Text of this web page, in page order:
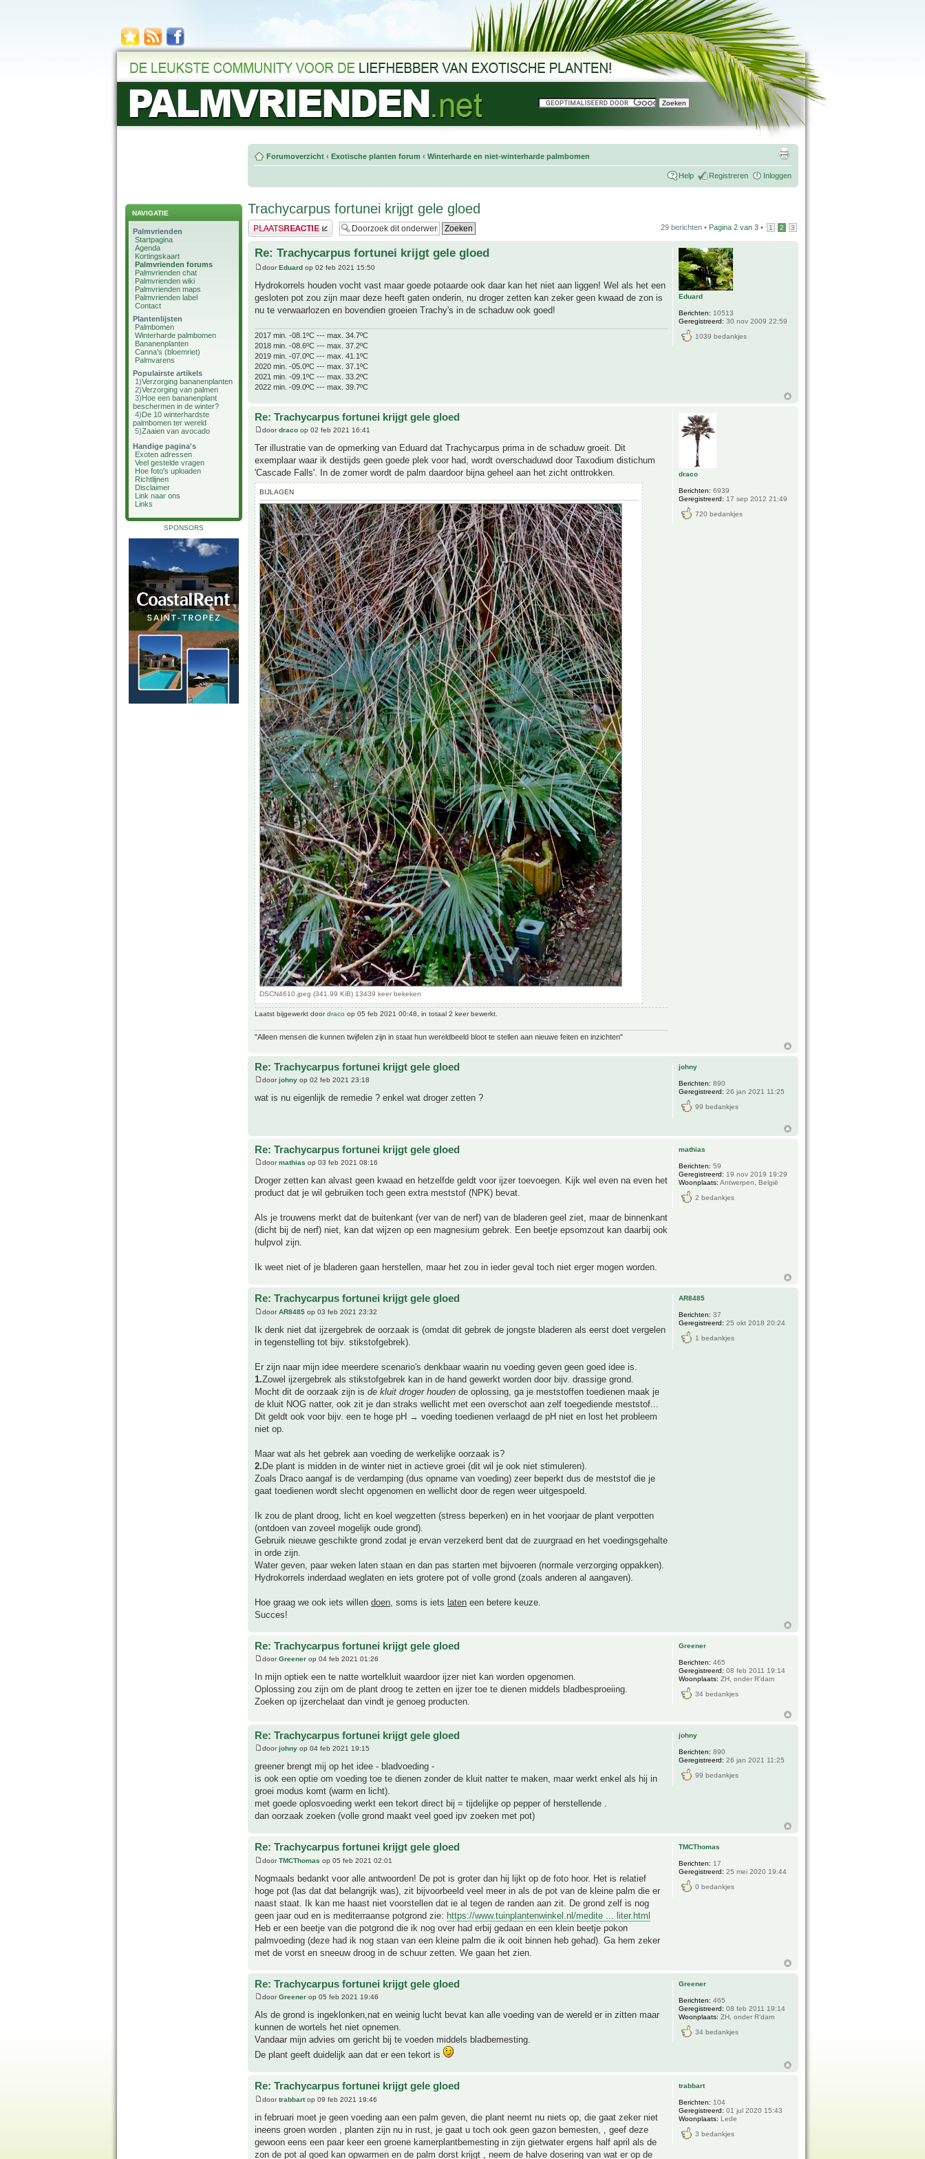
NAVIGATIE
Palmvrienden
Startpagina
Agenda
Kortingskaart
Palmvrienden forums
Palmvrienden chat
Palmvrienden wiki
Palmvrienden maps
Palmvrienden label
Contact
Plantenlijsten
Palmbomen
Winterharde palmbomen
Bananenplanten
Canna's (bloemriet)
Palmvarens
Populairste artikels
1)Verzorging bananenplanten
2)Verzorging van palmen
3)Hoe een bananenplant
beschermen in de winter?
4)De 10 winterhardste
palmbomen ter wereld
5)Zaaien van avocado
Handige pagina's
Exoten adressen
Veel gestelde vragen
Hoe foto's uploaden
Richtlijnen
Disclaimer
Link naar ons
Links
SPONSORS
Forumoverzicht ‹ Exotische planten forum ‹ Winterharde en niet-winterharde palmbomen
Help Registreren Inloggen
Trachycarpus fortunei krijgt gele gloed
Plaats een reactie 29 berichten • Pagina 2 van 3 • 1 2 3
Re: Trachycarpus fortunei krijgt gele gloed
doorEduard op 02 feb 2021 15:50
Hydrokorrels houden vocht vast maar goede potaarde ook daar kan het niet aan liggen! Wel als het een
gesloten pot zou zijn maar deze heeft gaten onderin, nu droger zetten kan zeker geen kwaad de zon is
nu te verwaarlozen en bovendien groeien Trachy's in de schaduw ook goed!
2017 min. -08.1ºC --- max. 34.7ºC
2018 min. -08.6ºC --- max. 37.2ºC
2019 min. -07.0ºC --- max. 41.1ºC
2020 min. -05.0ºC --- max. 37.1ºC
2021 min. -09.1ºC --- max. 33.2ºC
2022 min. -09.0ºC --- max. 39.7ºC
Eduard
Berichten: 10513
Geregistreerd: 30 nov 2009 22:59
1039 bedankjes
Re: Trachycarpus fortunei krijgt gele gloed
doordraco op 02 feb 2021 16:41
Ter illustratie van de opmerking van Eduard dat Trachycarpus prima in de schaduw groeit. Dit
exemplaar waar ik destijds geen goede plek voor had, wordt overschaduwd door Taxodium distichum
'Cascade Falls'. In de zomer wordt de palm daardoor bijna geheel aan het zicht onttrokken.
BIJLAGEN
DSCN4610.jpeg (341.99 KiB) 13439 keer bekeken
Laatst bijgewerkt doordraco op 05 feb 2021 00:48, in totaal 2 keer bewerkt.
"Alleen mensen die kunnen twijfelen zijn in staat hun wereldbeeld bloot te stellen aan nieuwe feiten en inzichten"
draco
Berichten: 6939
Geregistreerd: 17 sep 2012 21:49
720 bedankjes
Re: Trachycarpus fortunei krijgt gele gloed
doorjohny op 02 feb 2021 23:18
wat is nu eigenlijk de remedie ? enkel wat droger zetten ?
johny
Berichten: 890
Geregistreerd: 26 jan 2021 11:25
99 bedankjes
Re: Trachycarpus fortunei krijgt gele gloed
doormathias op 03 feb 2021 08:16
Droger zetten kan alvast geen kwaad en hetzelfde geldt voor ijzer toevoegen. Kijk wel even na even het
product dat je wil gebruiken toch geen extra meststof (NPK) bevat.
Als je trouwens merkt dat de buitenkant (ver van de nerf) van de bladeren geel ziet, maar de binnenkant
(dicht bij de nerf) niet, kan dat wijzen op een magnesium gebrek. Een beetje epsomzout kan daarbij ook
hulpvol zijn.
Ik weet niet of je bladeren gaan herstellen, maar het zou in ieder geval toch niet erger mogen worden.
mathias
Berichten: 59
Geregistreerd: 19 nov 2019 19:29
Woonplaats: Antwerpen, België
2 bedankjes
Re: Trachycarpus fortunei krijgt gele gloed
doorAR8485 op 03 feb 2021 23:32
Ik denk niet dat ijzergebrek de oorzaak is (omdat dit gebrek de jongste bladeren als eerst doet vergelen
in tegenstelling tot bijv. stikstofgebrek).
Er zijn naar mijn idee meerdere scenario's denkbaar waarin nu voeding geven geen goed idee is.
1.Zowel ijzergebrek als stikstofgebrek kan in de hand gewerkt worden door bijv. drassige grond.
Mocht dit de oorzaak zijn is de kluit droger houden de oplossing, ga je meststoffen toedienen maak je
de kluit NOG natter, ook zit je dan straks wellicht met een overschot aan zelf toegediende meststof...
Dit geldt ook voor bijv. een te hoge pH → voeding toedienen verlaagd de pH niet en lost het probleem
niet op.
Maar wat als het gebrek aan voeding de werkelijke oorzaak is?
2. De plant is midden in de winter niet in actieve groei (dit wil je ook niet stimuleren).
Zoals Draco aangaf is de verdamping (dus opname van voeding) zeer beperkt dus de meststof die je
gaat toedienen wordt slecht opgenomen en wellicht door de regen weer uitgespoeld.
Ik zou de plant droog, licht en koel wegzetten (stress beperken) en in het voorjaar de plant verpotten
(ontdoen van zoveel mogelijk oude grond).
Gebruik nieuwe geschikte grond zodat je ervan verzekerd bent dat de zuurgraad en het voedingsgehalte
in orde zijn.
Water geven, paar weken laten staan en dan pas starten met bijvoeren (normale verzorging oppakken).
Hydrokorrels inderdaad weglaten en iets grotere pot of volle grond (zoals anderen al aangaven).
Hoe graag we ook iets willen doen , soms is iets laten een betere keuze.
Succes!
AR8485
Berichten: 37
Geregistreerd: 25 okt 2018 20:24
1 bedankjes
Re: Trachycarpus fortunei krijgt gele gloed
doorGreener op 04 feb 2021 01:26
In mijn optiek een te natte wortelkluit waardoor ijzer niet kan worden opgenomen.
Oplossing zou zijn om de plant droog te zetten en ijzer toe te dienen middels bladbesproeiing.
Zoeken op ijzerchelaat dan vindt je genoeg producten.
Greener
Berichten: 465
Geregistreerd: 08 feb 2011 19:14
Woonplaats: ZH, onder R’dam
34 bedankjes
Re: Trachycarpus fortunei krijgt gele gloed
doorjohny op 04 feb 2021 19:15
greener brengt mij op het idee - bladvoeding -
is ook een optie om voeding toe te dienen zonder de kluit natter te maken, maar werkt enkel als hij in
groei modus komt (warm en licht).
met goede oplosvoeding werkt een tekort direct bij = tijdelijke op pepper of herstellende .
dan oorzaak zoeken (volle grond maakt veel goed ipv zoeken met pot)
johny
Berichten: 890
Geregistreerd: 26 jan 2021 11:25
99 bedankjes
Re: Trachycarpus fortunei krijgt gele gloed
doorTMCThomas op 05 feb 2021 02:01
Nogmaals bedankt voor alle antwoorden! De pot is groter dan hij lijkt op de foto hoor. Het is relatief
hoge pot (las dat dat belangrijk was), zit bijvoorbeeld veel meer in als de pot van de kleine palm die er
naast staat. Ik kan me haast niet voorstellen dat ie al tegen de randen aan zit. De grond zelf is nog
geen jaar oud en is mediterraanse potgrond zie: https://www.tuinplantenwinkel.nl/medite ... liter.html
Heb er een beetje van die potgrond die ik nog over had erbij gedaan en een klein beetje pokon
palmvoeding (deze had ik nog staan van een kleine palm die ik ooit binnen heb gehad). Ga hem zeker
met de vorst en sneeuw droog in de schuur zetten. We gaan het zien.
TMCThomas
Berichten: 17
Geregistreerd: 25 mei 2020 19:44
0 bedankjes
Re: Trachycarpus fortunei krijgt gele gloed
doorGreener op 05 feb 2021 19:46
Als de grond is ingeklonken,nat en weinig lucht bevat kan alle voeding van de wereld er in zitten maar
kunnen de wortels het niet opnemen.
Vandaar mijn advies om gericht bij te voeden middels bladbemesting.
De plant geeft duidelijk aan dat er een tekort is
Greener
Berichten: 465
Geregistreerd: 08 feb 2011 19:14
Woonplaats: ZH, onder R’dam
34 bedankjes
Re: Trachycarpus fortunei krijgt gele gloed
doortrabbartop 09 feb 2021 19:46
in februari moet je geen voeding aan een palm geven, die plant neemt nu niets op, die gaat zeker niet
ineens groen worden , planten zijn nu in rust, je gaat u toch ook geen gazon bemesten, , geef deze
gewoon eens een paar keer een groene kamerplantbemesting in zijn gietwater ergens half april als de
zon de pot al goed kan opwarmen en de palm dorst krijgt , neem de halve dosering van wat er op de
trabbart
Berichten: 104
Geregistreerd: 01 jul 2020 15:43
Woonplaats: Lede
3 bedankjes